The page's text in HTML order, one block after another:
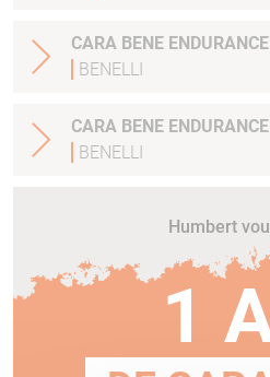
CARA BENE
BENELLI
CARA BENE
BENELLI
Humbert
1